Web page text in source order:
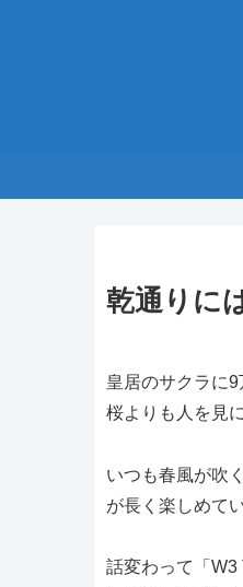
乾通りに
皇居のサクラに9
桜よりも人を見
いつも春風が吹
が長く楽しめて
話変わって「W3